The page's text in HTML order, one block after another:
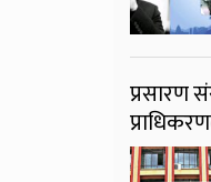
प्रसारण